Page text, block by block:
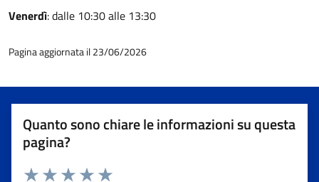
Venerdì: dalle 10:30 alle 13:30
Pagina aggiornata il 23/06/2026
Quanto sono chiare le informazioni su questa
pagina?